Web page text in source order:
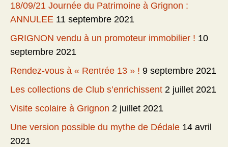
18/09/21 Journée du Patrimoine à Grignon :
ANNULEE 11 septembre 2021
GRIGNON vendu à un promoteur immobilier ! 10
septembre 2021
Rendez-vous à « Rentrée 13 » ! 9 septembre 2021
Les collections de Club s’enrichissent 2 juillet 2021
Visite scolaire à Grignon 2 juillet 2021
Une version possible du mythe de Dédale 14 avril
2021